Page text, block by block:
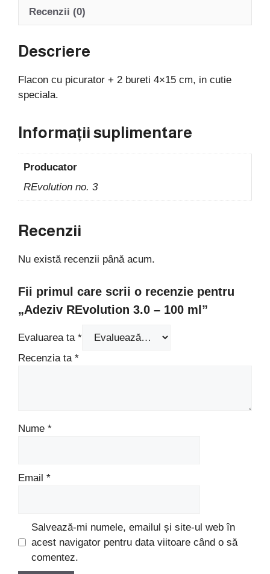
Recenzii (0)
Descriere
Flacon cu picurator + 2 bureti 4×15 cm, in cutie
speciala.
Informații suplimentare
Producator
REvolution no. 3
Recenzii
Nu există recenzii până acum.
Fii primul care scrii o recenzie pentru
„Adeziv REvolution 3.0 – 100 ml”
Evaluarea ta *
Recenzia ta *
Nume *
Email *
Salvează-mi numele, emailul și site-ul web în
acest navigator pentru data viitoare când o să
comentez.